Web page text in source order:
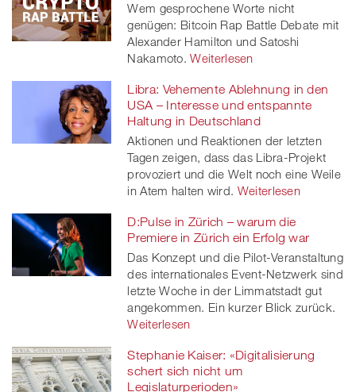
Wem gesprochene Worte nicht
genügen: Bitcoin Rap Battle Debate mit
Alexander Hamilton und Satoshi
Nakamoto. Weiterlesen
Libra: Vehemente Ablehnung in den
USA – Interesse und entspannte
Haltung in Deutschland
Aktionen und Reaktionen der letzten
Tagen zeigen, dass das Libra-Projekt
provoziert und die Welt noch eine Weile
in Atem halten wird. Weiterlesen
D:Pulse in Zürich – warum die
Premiere in Zürich ein Erfolg war
Das Konzept und die Pilot-Veranstaltung
des internationales Event-Netzwerk sind
letzte Woche in der Limmatstadt gut
angekommen. Ein kurzer Blick zurück.
Weiterlesen
Stephanie Kaiser: «Digitalisierung
schert sich nicht um
Legislaturperioden»